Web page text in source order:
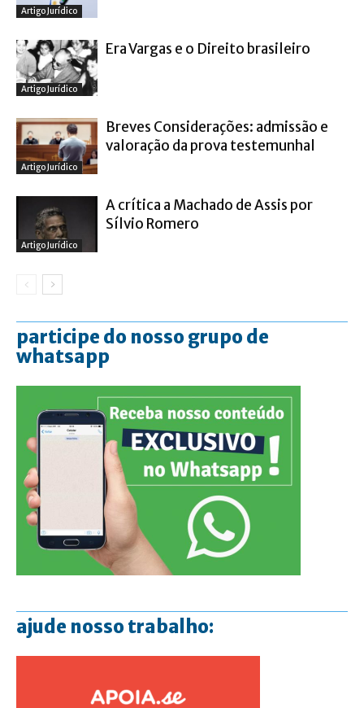
Artigo Jurídico
Artigo Jurídico
Era Vargas e o Direito brasileiro
Artigo Jurídico
Breves Considerações: admissão e
valoração da prova testemunhal
Artigo Jurídico
A crítica a Machado de Assis por
Sílvio Romero
participe do nosso grupo de
whatsapp
ajude nosso trabalho: